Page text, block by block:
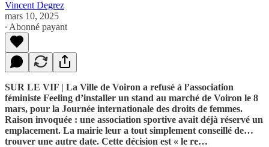
Vincent Degrez
mars 10, 2025
∙ Abonné payant
SUR LE VIF | La Ville de Voiron a refusé à l’association
féministe Feeling d’installer un stand au marché de Voiron le 8
mars, pour la Journée internationale des droits de femmes.
Raison invoquée : une association sportive avait déjà réservé un
emplacement. La mairie leur a tout simplement conseillé de…
trouver une autre date. Cette décision est « le re…